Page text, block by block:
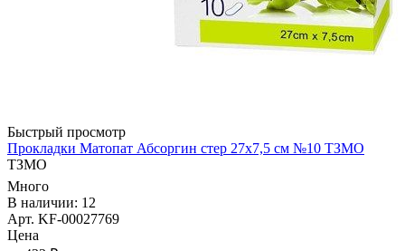
Быстрый просмотр
Прокладки Матопат Абсоргин стер 27х7,5 см №10 ТЗМО
ТЗМО
Много
В наличии: 12
Арт. KF-00027769
Цена